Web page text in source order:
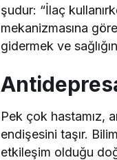
şudur: “İlaç
mekanizmasına
gidermek ve
Pek çok hastamız,
endişesini taşır.
etkileşim olduğu